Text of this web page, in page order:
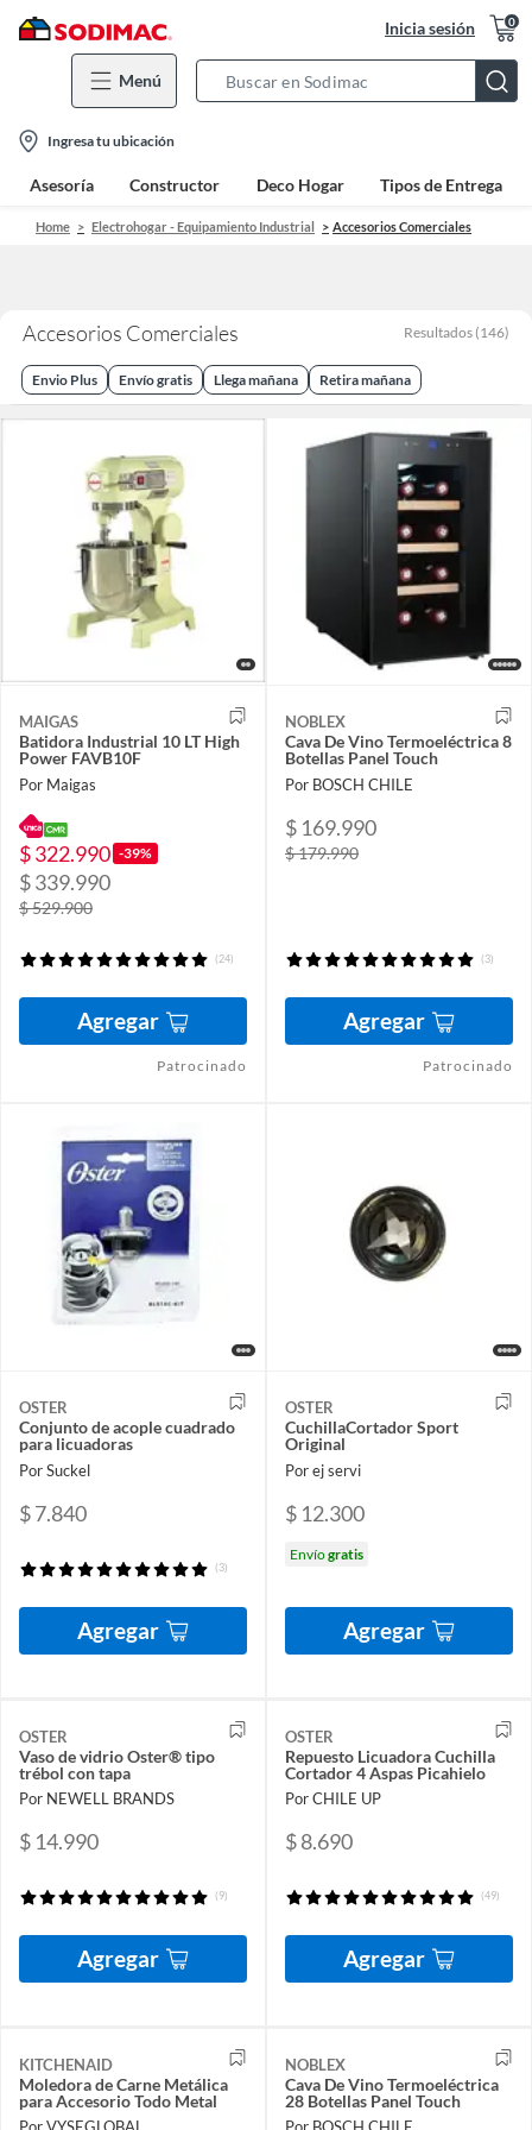
Inicia sesión 0
Menú
Bar
location-
icon
Ingresa tu ubicación
Asesoría Constructor Deco Hogar Tipos de Entrega
Home Electrohogar - Equipamiento Industrial Accesorios Comerciales
Accesorios Comerciales Resultados (146)
Envio Plus Envío gratis Llega mañana Retira mañana
MAIGAS
Batidora Industrial 10 LT High
Power FAVB10F
Por Maigas
$ 322.990 -39%
$ 339.990
$ 529.900
(24)
Agregar
Patrocinado
NOBLEX
Cava De Vino Termoeléctrica 8
Botellas Panel Touch
Por BOSCH CHILE
$ 169.990
$ 179.990
(3)
Agregar
Patrocinado
OSTER
Conjunto de acople cuadrado
para licuadoras
Por Suckel
$ 7.840
(3)
Agregar
OSTER
CuchillaCortador Sport
Original
Por ej servi
$ 12.300
Envíogratis
Agregar
OSTER
Vaso de vidrio Oster® tipo
trébol con tapa
Por NEWELL BRANDS
$ 14.990
(9)
Agregar
OSTER
Repuesto Licuadora Cuchilla
Cortador 4 Aspas Picahielo
Por CHILE UP
$ 8.690
(49)
Agregar
KITCHENAID
Moledora de Carne Metálica
para Accesorio Todo Metal
NOBLEX
Cava De Vino Termoeléctrica
28 Botellas Panel Touch